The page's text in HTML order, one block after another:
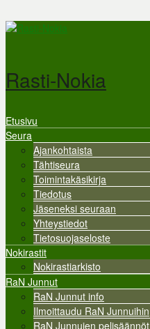
Hyppää pääsisältöön
Rasti-Nokia
Valikko
Etusivu
Seura
Ajankohtaista
Tähtiseura
Toimintakäsikirja
Tiedotus
Jäseneksi seuraan
Yhteystiedot
Tietosuojaseloste
Nokirastit
Nokirastiarkisto
RaN Junnut
RaN Junnut info
Ilmoittaudu RaN Junnuihin
RaN Junnujen pelisäännöt